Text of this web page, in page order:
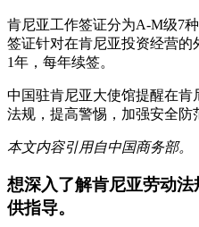
肯尼亚工作签证分为A-M级7
签证针对在肯尼亚投资经营
1年，每年续签。
中国驻肯尼亚大使馆提醒在
法规，提高警惕，加强安全防
本文内容引用自中国商务部。
想深入了解肯尼亚劳动法
供指导。